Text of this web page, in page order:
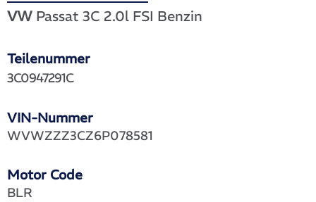
VW Passat 3C 2.0l FSI Benzin
Teilenummer
VIN-Nummer
3C0947291C
WVWZZZ3CZ6P078581
Motor Code
BLR